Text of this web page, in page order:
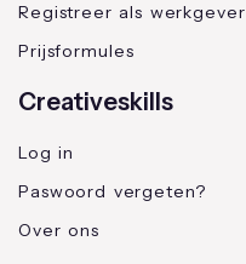
Registreer als werkgever
Prijsformules
Creativeskills
Log in
Paswoord vergeten?
Over ons